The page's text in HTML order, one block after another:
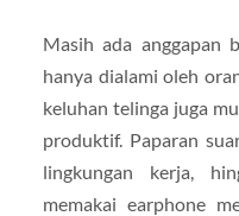
Masih ada anggapan
hanya dialami oleh
keluhan telinga juga
produktif. Paparan
lingkungan kerja,
memakai earphone